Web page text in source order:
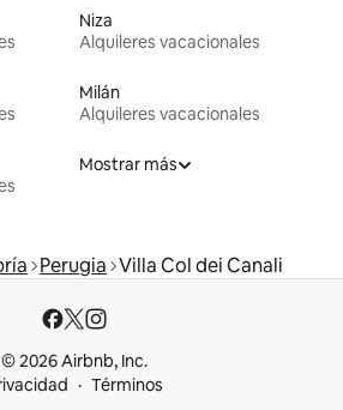
Niza
Alquileres vacacionales
Milán
Alquileres vacacionales
Mostrar más
Perugia Villa Col dei Canali
© 2026 Airbnb, Inc.
Términos